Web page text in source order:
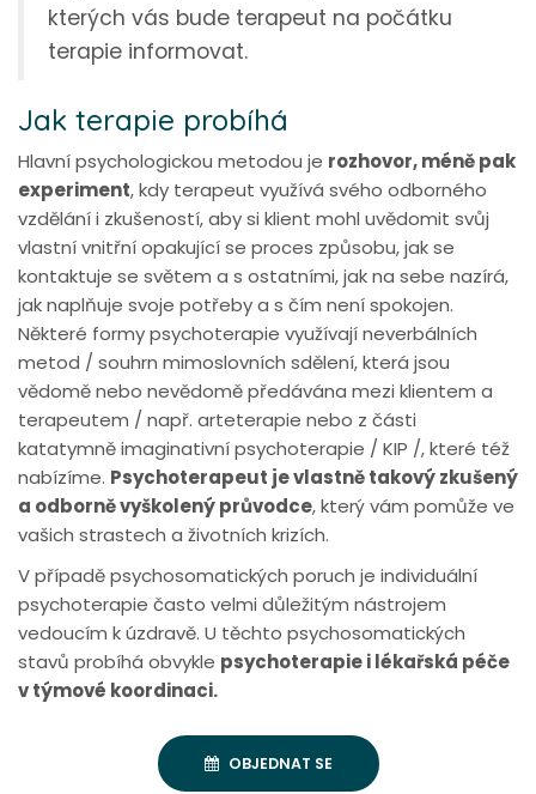
kterých vás bude terapeut na počátku
terapie informovat.
Jak terapie probíhá
Hlavní psychologickou metodou je rozhovor, méně pak
experiment, kdy terapeut využívá svého odborného
vzdělání i zkušeností, aby si klient mohl uvědomit svůj
vlastní vnitřní opakující se proces způsobu, jak se
kontaktuje se světem a s ostatními, jak na sebe nazírá,
jak naplňuje svoje potřeby a s čím není spokojen.
Některé formy psychoterapie využívají neverbálních
metod / souhrn mimoslovních sdělení, která jsou
vědomě nebo nevědomě předávána mezi klientem a
terapeutem / např. arteterapie nebo z části
katatymně imaginativní psychoterapie / KIP /, které též
nabízíme. Psychoterapeut je vlastně takový zkušený
a odborně vyškolený průvodce, který vám pomůže ve
vašich strastech a životních krizích.
V případě psychosomatických poruch je individuální
psychoterapie často velmi důležitým nástrojem
vedoucím k úzdravě. U těchto psychosomatických
stavů probíhá obvykle psychoterapie i lékařská péče
v týmové koordinaci.
OBJEDNAT SE